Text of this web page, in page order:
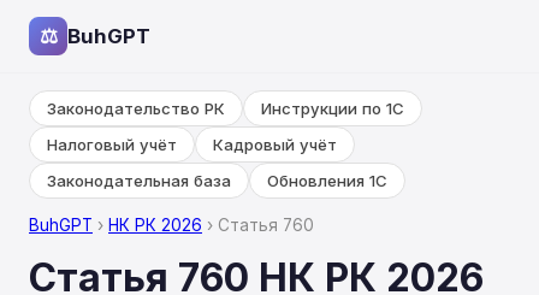
⚖ BuhGPT
Законодательство РК
Инструкции по 1С
Налоговый учёт
Кадровый учёт
Законодательная база
Обновления 1С
BuhGPT › НК РК 2026 › Статья 760
Статья 760 НК РК 2026